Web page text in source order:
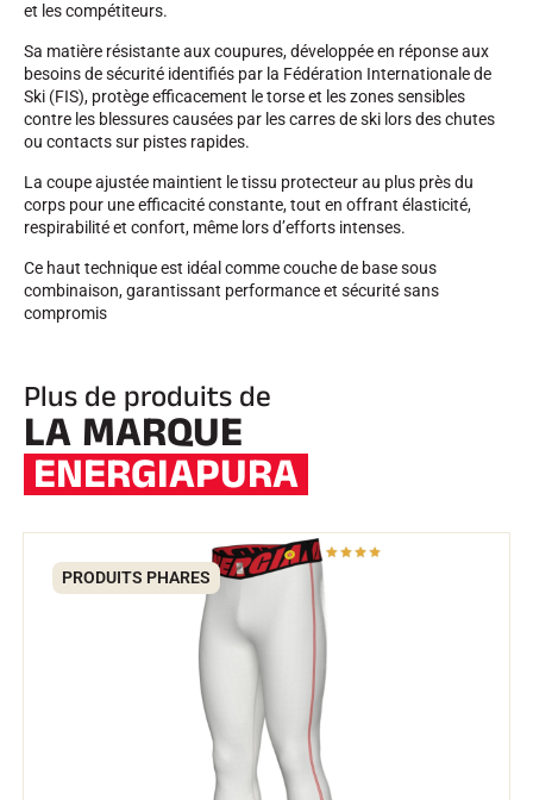
SKI DE FOND
et les compétiteurs.
Sa matière résistante aux coupures, développée en réponse aux
besoins de sécurité identifiés par la Fédération Internationale de
Ski (FIS), protège efficacement le torse et les zones sensibles
contre les blessures causées par les carres de ski lors des chutes
ou contacts sur pistes rapides.
La coupe ajustée maintient le tissu protecteur au plus près du
corps pour une efficacité constante, tout en offrant élasticité,
respirabilité et confort, même lors d’efforts intenses.
Ce haut technique est idéal comme couche de base sous
combinaison, garantissant performance et sécurité sans
compromis
Plus de produits de
LA MARQUE
ENERGIAPURA
PRODUITS PHARES